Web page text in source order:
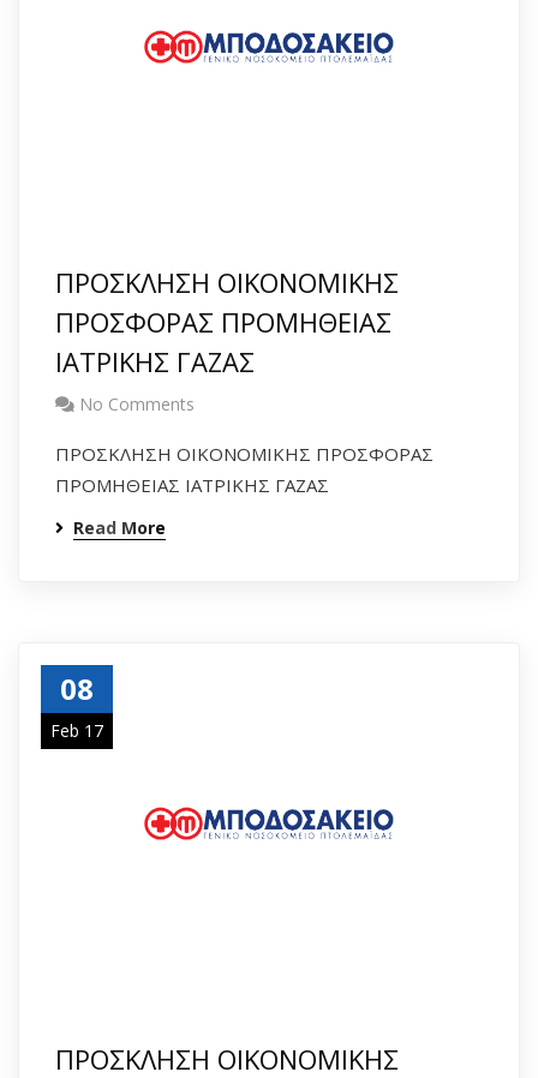
ΠΡΟΣΚΛΗΣΗ ΟΙΚΟΝΟΜΙΚΗΣ
ΠΡΟΣΦΟΡΑΣ ΠΡΟΜΗΘΕΙΑΣ
ΙΑΤΡΙΚΗΣ ΓΑΖΑΣ
No Comments
ΠΡΟΣΚΛΗΣΗ ΟΙΚΟΝΟΜΙΚΗΣ ΠΡΟΣΦΟΡΑΣ
ΠΡΟΜΗΘΕΙΑΣ ΙΑΤΡΙΚΗΣ ΓΑΖΑΣ
Read More
08
Feb 17
ΠΡΟΣΚΛΗΣΗ ΟΙΚΟΝΟΜΙΚΗΣ